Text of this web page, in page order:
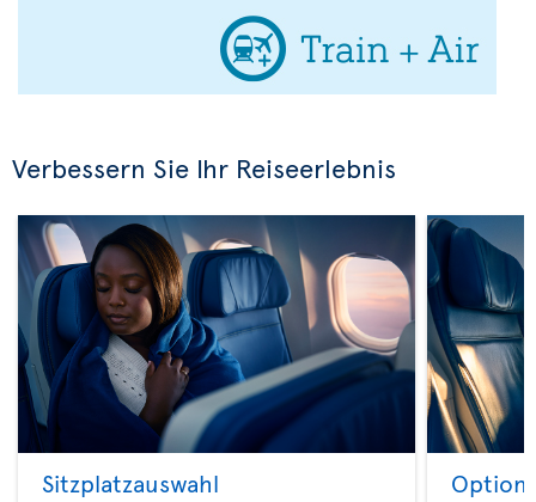
Verbessern Sie Ihr Reiseerlebnis
Sitzplatzauswahl Option